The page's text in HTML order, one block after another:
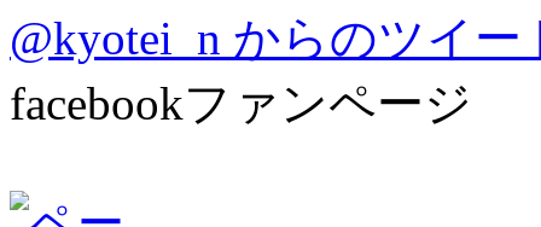
@kyotei_n からのツイー
facebookファンページ